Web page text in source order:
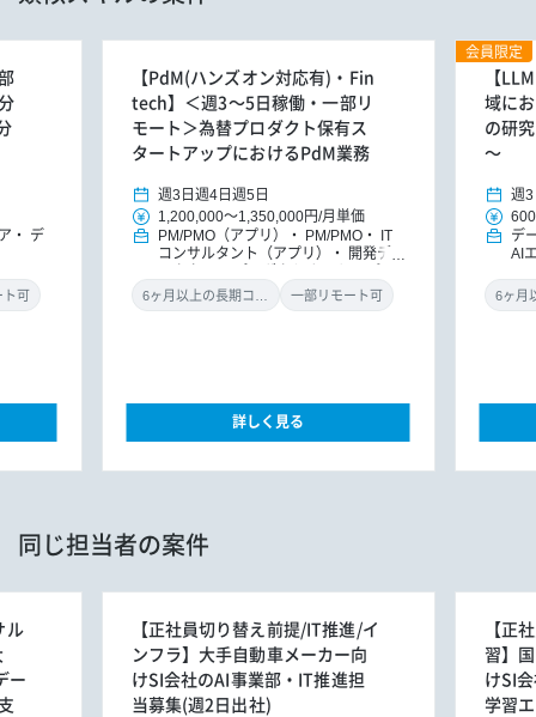
デ
ト可
【PdM(ハンズオン対応有)・Fin
tech】＜週3～5日稼働・一部リ
モート＞為替プロダクト保有ス
タートアップにおけるPdM業務
週3日 週4日 週5日
1,200,000～1,350,000円/月単価
PM/PMO（アプリ）
PM/PMO
IT
コンサルタント（アプリ）
開発ディ
ダクトマネジャー
一部リモート可
詳しく見る
会員限定
【
域に
の研
～
週3
デ
AI
同じ担当者の案件
ル
ー
【正社員切り替え前提/IT推進/イ
ンフラ】大手自動車メーカー向
けSI会社のAI事業部・IT推進担
当募集(週2日出社)
【正
習】
けSI
学習